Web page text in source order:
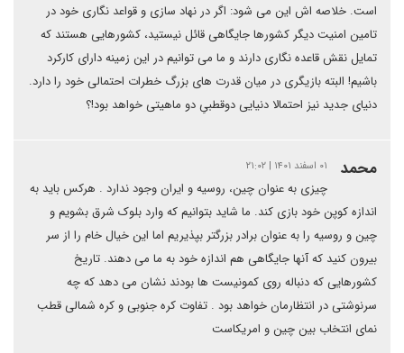
است. خلاصه اش این می شود: اگر در نهاد سازی و قواعد نگاری خود در
تامین امنیت دیگر کشورها جایگاهی قائل نیستید، کشورهایی هستند که
تمایل نقش قاعده نگاری دارند و ما می توانیم در این زمینه دارای کارکرد
باشیم! البته بازیگری در میان قدرت های بزرگ خطرات احتمالی خود را دارد.
دنیای جدید نیز احتمالا دنیایی دوقطبیِ دو ماهیتی خواهد بود!؟
محمد ۰۱ اسفند ۱۴۰۱ | ۲۱:۰۲
چیزی به عنوان چین، روسیه و ایران وجود ندارد . هرکس باید به
اندازه کوپن خود بازی کند. ما شاید بتوانیم که وارد بلوک شرق بشویم و
چین و روسیه را به عنوان برادر بزرگتر بپذیریم اما این خیال خام را از سر
بیرون کنید که آنها جایگاهی هم اندازه خود به ما می دهند. تاریخ
کشورهایی که دنباله روی کمونیست ها بودند نشان می دهد که چه
سرنوشتی در انتظارمان خواهد بود . تفاوت کره جنوبی و کره شمالی قطب
نمای انتخاب بین چین و امریکاست